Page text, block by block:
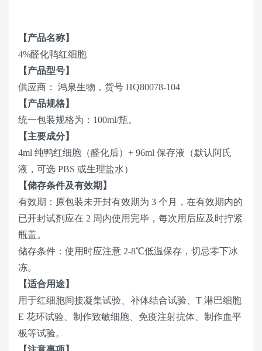
【产品名称】
4%醛化鸭红细胞
【产品型号】
供应商： 鸿泉生物，货号 HQ80078-104
【产品规格】
统一包装规格为：100ml/瓶。
【主要成分】
4ml 纯鸭红细胞（醛化后）+ 96ml 保存液（默认阿氏
液，可选 PBS 或生理盐水）
【储存条件及有效期】
有效期：原包装未开封有效期为 3 个月，在有效期内的
已开封试剂应在 2 周内使用完毕，每次用后应及时拧紧
瓶盖。
储存条件：使用时应注意 2-8℃低温保存，切忌零下冰
冻。
【适合用途】
用于红细胞间接凝集试验、补体结合试验、T 淋巴细胞
E 花环试验、制作致敏细胞、免疫注射抗体、制作血平
板等试验。